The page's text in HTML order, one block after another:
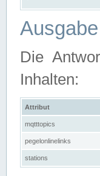
Die
Inhalten:
Attribut
mqtttopics
pegelonlinelinks
stations